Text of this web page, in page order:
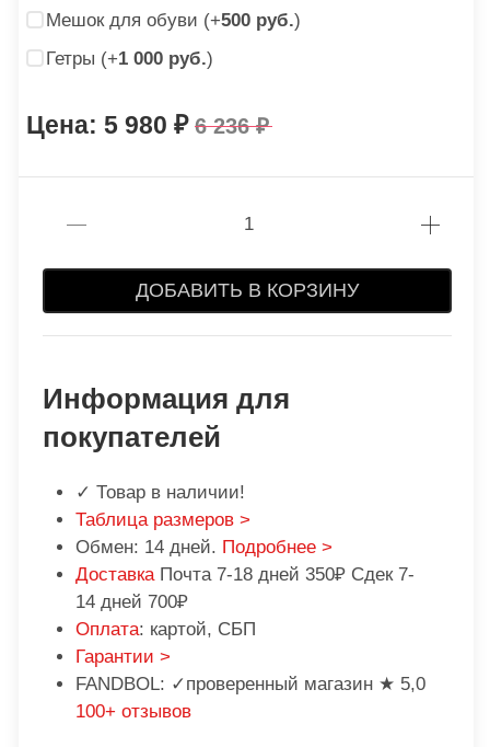
Мешок для обуви (+500 руб.)
Гетры (+1 000 руб.)
5 980 6 236
ДОБАВИТЬ В КОРЗИНУ
Информация для
покупателей
✓ Товар в наличии!
Таблица размеров >
Обмен: 14 дней. Подробнее >
Доставка Почта 7-18 дней 350₽ Сдек 7-
14 дней 700₽
Оплата: картой, СБП
Гарантии >
FANDBOL: ✓проверенный магазин ★ 5,0
100+ отзывов